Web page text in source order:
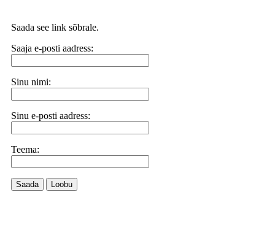
Saada see link sõbrale.
Saaja e-posti aadress:
Sinu nimi:
Sinu e-posti aadress:
Teema:
Saada Loobu